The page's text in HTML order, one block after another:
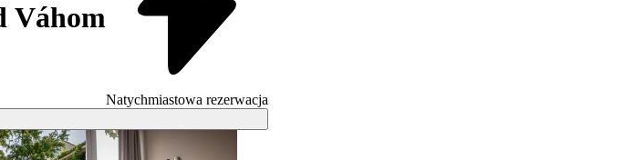
Váhom
Natychmiastowa rezerwacja